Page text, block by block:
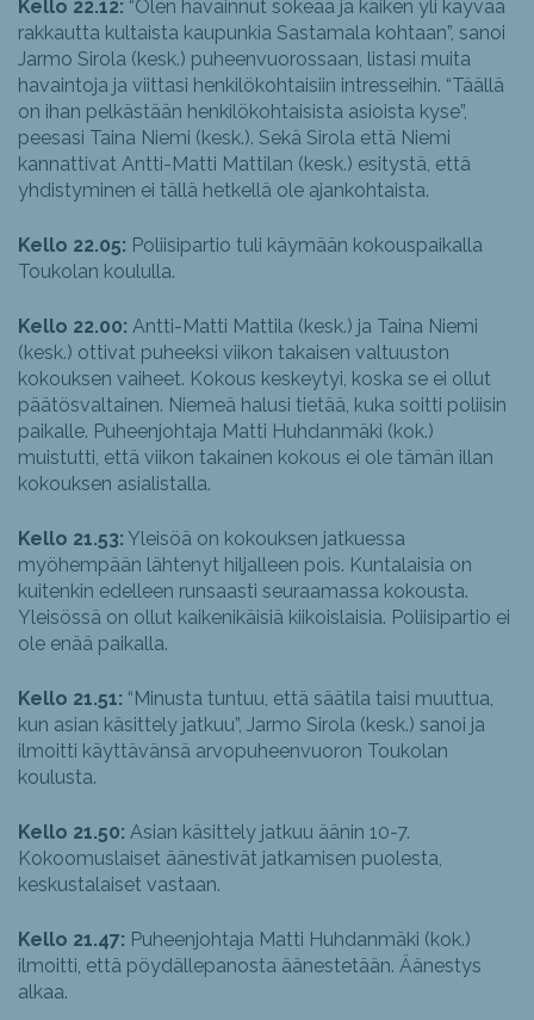
Kello 22.12: “Olen havainnut sokeaa ja kaiken yli käyvää
rakkautta kultaista kaupunkia Sastamala kohtaan”, sanoi
Jarmo Sirola (kesk.) puheenvuorossaan, listasi muita
havaintoja ja viittasi henkilökohtaisiin intresseihin. “Täällä
on ihan pelkästään henkilökohtaisista asioista kyse”,
peesasi Taina Niemi (kesk.). Sekä Sirola että Niemi
kannattivat Antti-Matti Mattilan (kesk.) esitystä, että
yhdistyminen ei tällä hetkellä ole ajankohtaista.
Kello 22.05: Poliisipartio tuli käymään kokouspaikalla
Toukolan koululla.
Kello 22.00: Antti-Matti Mattila (kesk.) ja Taina Niemi
(kesk.) ottivat puheeksi viikon takaisen valtuuston
kokouksen vaiheet. Kokous keskeytyi, koska se ei ollut
päätösvaltainen. Niemeä halusi tietää, kuka soitti poliisin
paikalle. Puheenjohtaja Matti Huhdanmäki (kok.)
muistutti, että viikon takainen kokous ei ole tämän illan
kokouksen asialistalla.
Kello 21.53: Yleisöä on kokouksen jatkuessa
myöhempään lähtenyt hiljalleen pois. Kuntalaisia on
kuitenkin edelleen runsaasti seuraamassa kokousta.
Yleisössä on ollut kaikenikäisiä kiikoislaisia. Poliisipartio ei
ole enää paikalla.
Kello 21.51: “Minusta tuntuu, että säätila taisi muuttua,
kun asian käsittely jatkuu”, Jarmo Sirola (kesk.) sanoi ja
ilmoitti käyttävänsä arvopuheenvuoron Toukolan
koulusta.
Kello 21.50: Asian käsittely jatkuu äänin 10-7.
Kokoomuslaiset äänestivät jatkamisen puolesta,
keskustalaiset vastaan.
Kello 21.47: Puheenjohtaja Matti Huhdanmäki (kok.)
ilmoitti, että pöydällepanosta äänestetään. Äänestys
alkaa.